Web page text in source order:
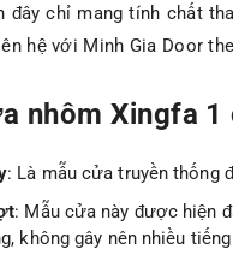
đây chỉ mang tính chất
hệ với Minh Gia Door
nhôm Xingfa 1
: Là mẫu cửa truyền thống
: Mẫu cửa này được hiện
không gây nên nhiều